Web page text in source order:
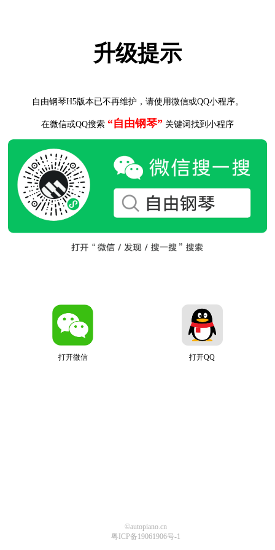
升级提示
自由钢琴H5版本已不再维护，请使用微信或QQ小程序。
在微信或QQ搜索 “自由钢琴” 关键词找到小程序
打开微信 打开QQ
©autopiano.cn
粤ICP备19061906号-1